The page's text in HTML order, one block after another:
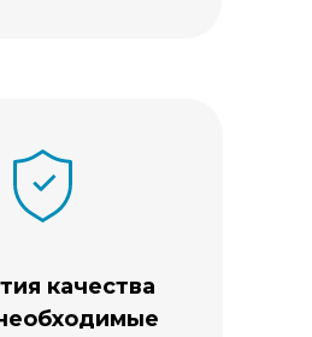
качества